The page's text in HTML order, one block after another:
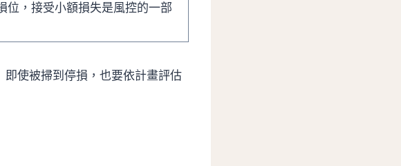
位，接受小額損失是風控的一部
即使被掃到停損，也要依計畫評估